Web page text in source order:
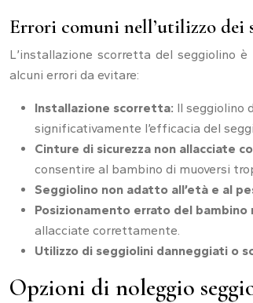
Errori comuni nell’utilizzo dei
L’installazione scorretta del seggiolino
alcuni errori da evitare:
Installazione scorretta: Il seggiolino
significativamente l’efficacia del
Cinture di sicurezza non allacciate
consentire al bambino di muoversi
Seggiolino non adatto all’età e al
Posizionamento errato del bambino
allacciate correttamente.
Utilizzo di seggiolini danneggiati o
Opzioni di noleggio